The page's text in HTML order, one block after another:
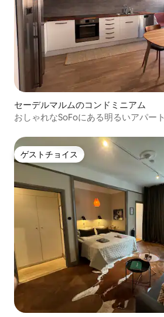
セーデルマルムのコンドミニアム
おしゃれなSoFoにある明るいアパート
ゲストチョイス
ゲストチョイス